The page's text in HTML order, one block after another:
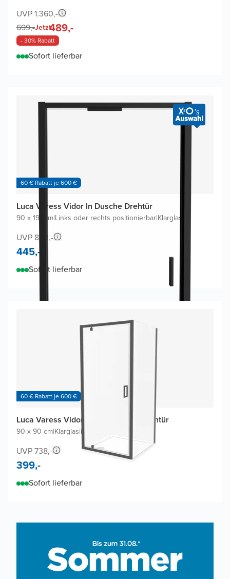
UVP 1.360,-
699,-Jetzt489,-
- 30% Rabatt
Sofort lieferbar
60 € Rabatt je 600 €
Luca Varess Vidor In Dusche Drehtür
90 x 190cm|Links oder rechts positionierbar|Klarglas
UVP 850,-
445,-
Sofort lieferbar
60 € Rabatt je 600 €
Luca Varess Vidor Eckdusche mit Drehtür
90 x 90 cm|Klarglas|Profil Schwarz
UVP 738,-
399,-
Sofort lieferbar